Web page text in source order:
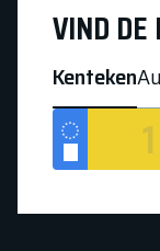
VIND DE
Kenteken